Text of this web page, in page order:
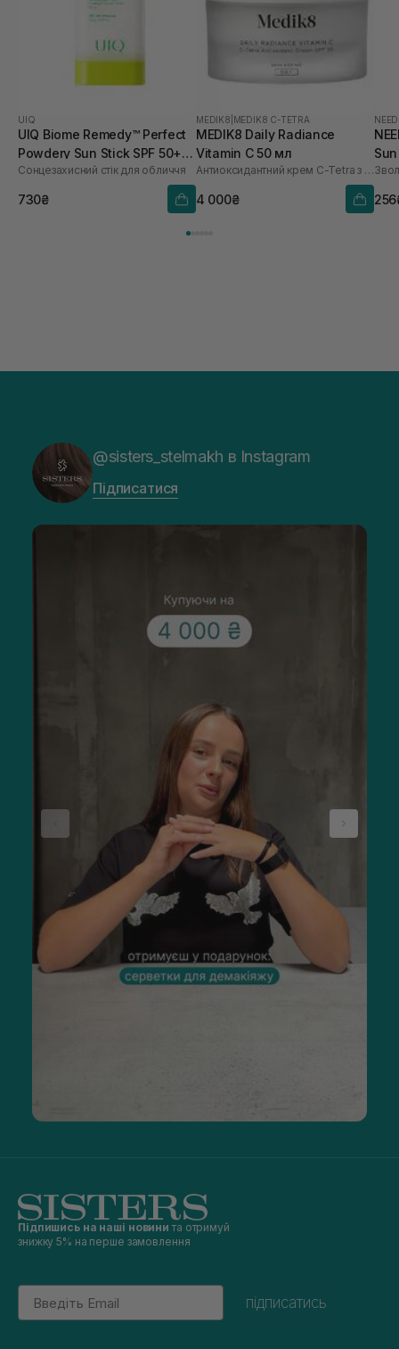
UIQ
UIQ Biome Remedy™ Perfect
Powdery Sun Stick SPF 50+
PA++++ 18 г
Сонцезахисний стік для обличчя
730₴
MEDIK8 MEDIK8 C-TETRA
MEDIK8 Daily Radiance
Vitamin C 50 мл
Антиоксидантний крем C-Tetra з SPF 30
4 000₴
@sisters_stelmakh в Instagram
Підписатися
Підпишись на наші новини та отримуй
знижку 5% на перше замовлення
Email
підписатись